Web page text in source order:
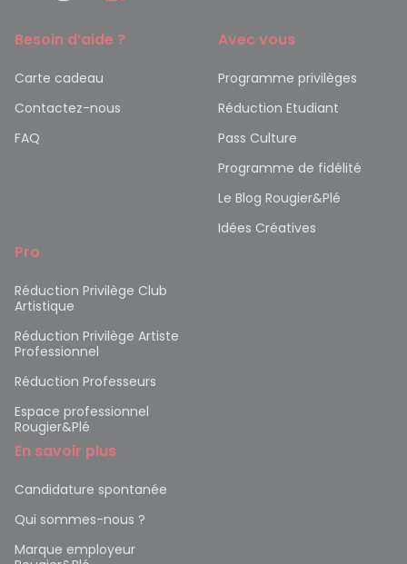
Besoin d’aide ?
Carte cadeau
Contactez-nous
FAQ
Avec vous
Programme privilèges
Réduction Etudiant
Pass Culture
Programme de fidélité
Le Blog Rougier&Plé
Idées Créatives
Pro
Réduction Privilège Club
Artistique
Réduction Privilège Artiste
Professionnel
Réduction Professeurs
Espace professionnel
Rougier&Plé
En savoir plus
Candidature spontanée
Qui sommes-nous ?
Marque employeur